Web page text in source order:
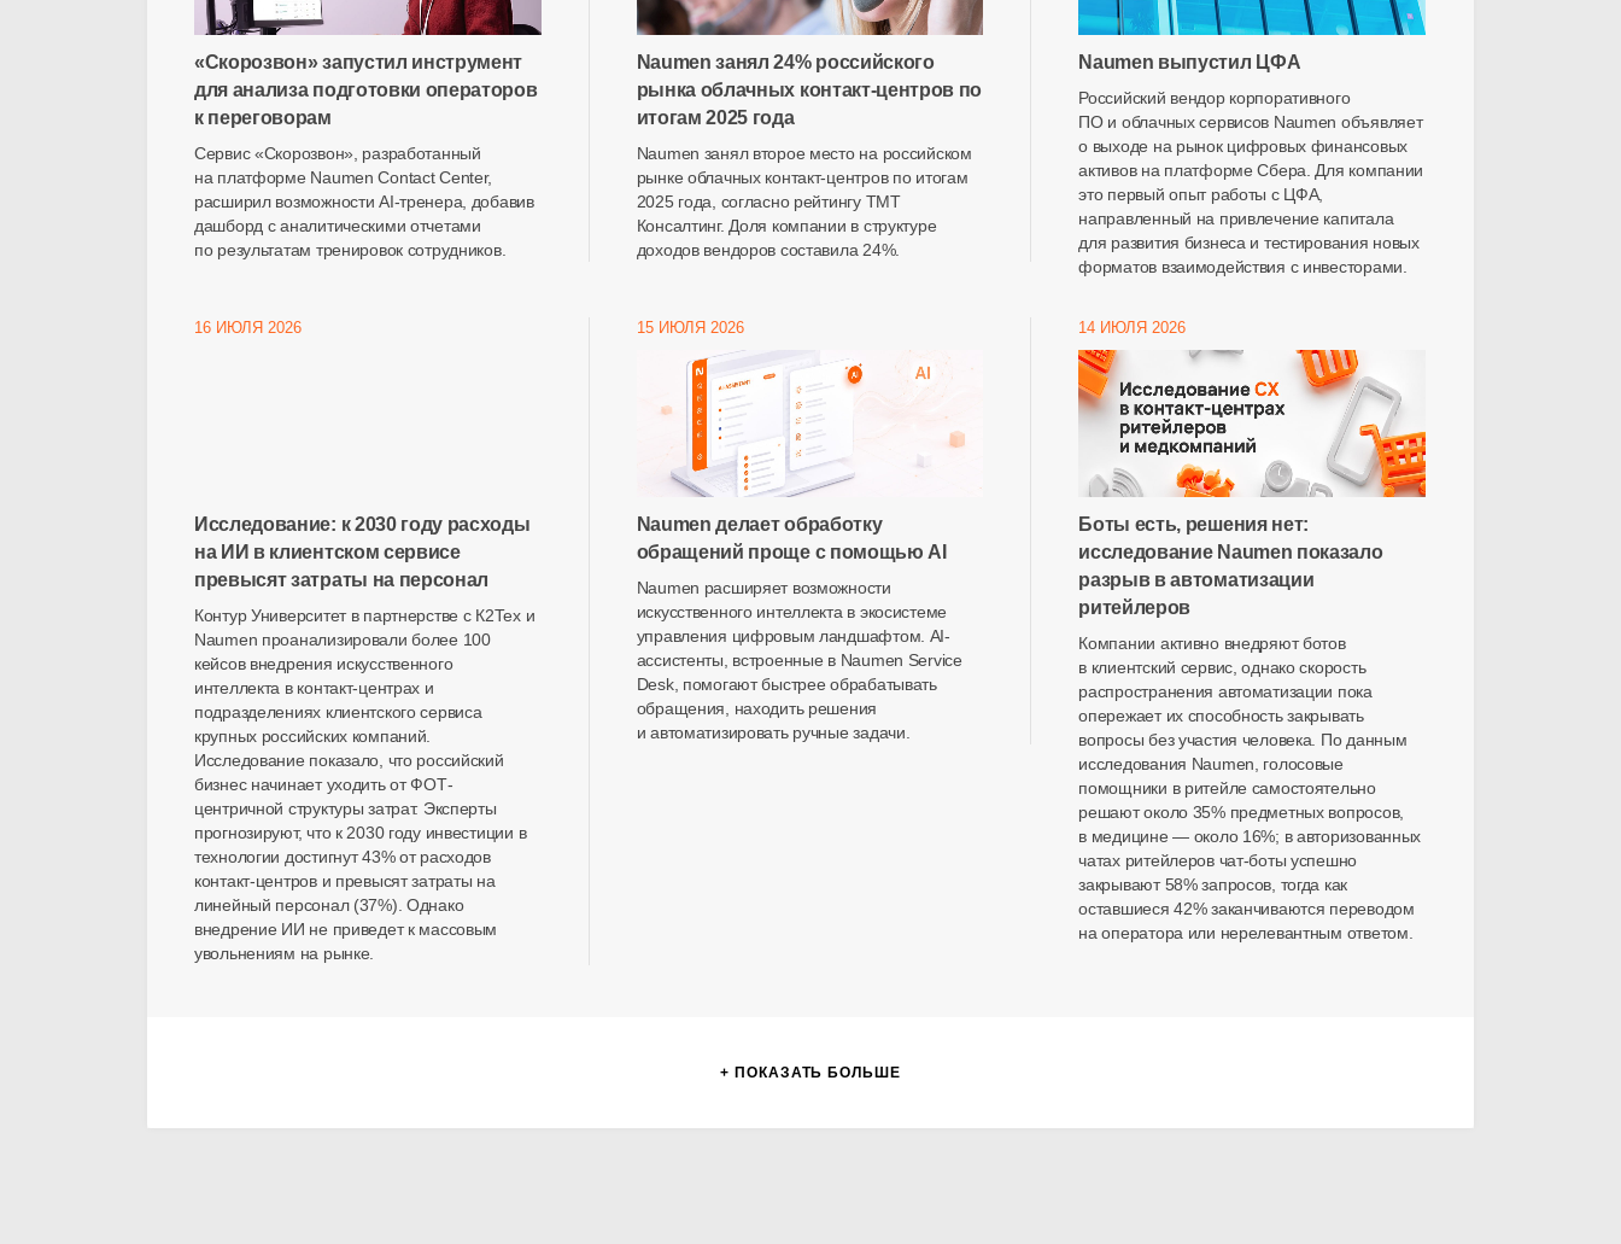
«Скорозвон» запустил инструмент
для анализа подготовки операторов
к переговорам
Сервис «Скорозвон», разработанный
на платформе Naumen Contact Center,
расширил возможностиAI-тренера , добавив
дашборд с аналитическими отчетами
по результатам тренировок сотрудников.
Naumen занял 24% российского
рынка облачных контакт-центров по
итогам 2025 года
Naumen занял второе место на российском
рынке облачных контакт-центров по итогам
2025 года, согласно рейтингу ТМТ
Консалтинг. Доля компании в структуре
доходов вендоров составила 24%.
Naumen выпустил ЦФА
Российский вендор корпоративного
ПО и облачных сервисов Naumen объявляет
о выходе на рынок цифровых финансовых
активов на платформе Сбера. Для компании
это первый опыт работы с ЦФА,
направленный на привлечение капитала
для развития бизнеса и тестирования новых
форматов взаимодействия с инвесторами.
16 ИЮЛЯ 2026
Исследование: к 2030 году расходы
на ИИ в клиентском сервисе
превысят затраты на персонал
Контур Университет в партнерстве с К2Тех и
Naumen проанализировали более 100
кейсов внедрения искусственного
интеллекта в контакт-центрах и
подразделениях клиентского сервиса
крупных российских компаний.
Исследование показало, что российский
бизнес начинает уходить от ФОТ-
центричной структуры затрат. Эксперты
прогнозируют, что к 2030 году инвестиции в
технологии достигнут 43% от расходов
контакт-центров и превысят затраты на
линейный персонал (37%). Однако
внедрение ИИ не приведет к массовым
увольнениям на рынке.
15 ИЮЛЯ 2026
Naumen делает обработку
обращений проще с помощью AI
Naumen расширяет возможности
искусственного интеллекта в экосистеме
управления цифровым ландшафтом. AI-
ассистенты, встроенные в Naumen Service
Desk, помогают быстрее обрабатывать
обращения, находить решения
и автоматизировать ручные задачи.
14 ИЮЛЯ 2026
Боты есть, решения нет:
исследование Naumen показало
разрыв в автоматизации
ритейлеров
Компании активно внедряют ботов
в клиентский сервис, однако скорость
распространения автоматизации пока
опережает их способность закрывать
вопросы без участия человека. По данным
исследования Naumen, голосовые
помощники в ритейле самостоятельно
решают около 35% предметных вопросов,
в медицине — около 16%; в авторизованных
чатах ритейлеров чат-боты успешно
закрывают 58% запросов, тогда как
оставшиеся 42% заканчиваются переводом
на оператора или нерелевантным ответом.
+ ПОКАЗАТЬ БОЛЬШЕ